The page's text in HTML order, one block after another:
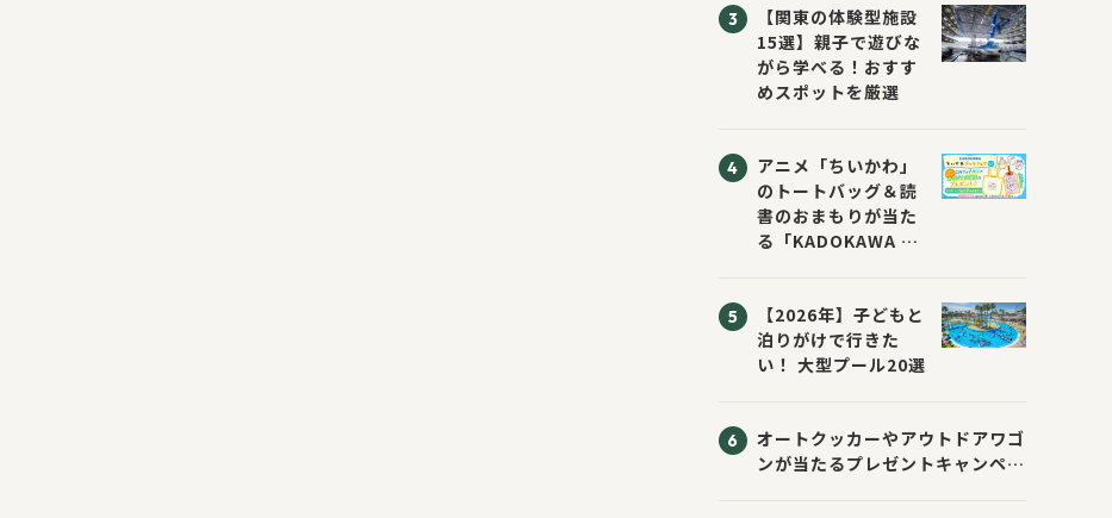
ジブックフェア2026
～すまない先生と読
書にチャレンジ！
～」が開催！
【関東の体験型施設
15選】親子で遊びな
がら学べる！おすす
めスポットを厳選
アニメ「ちいかわ」
のトートバッグ＆読
書のおまもりが当た
る「KADOKAWA ち
催！ スマホ壁紙は
応募者全員にプレゼ
ント！
【2026年】子どもと
泊りがけで行きた
い！ 大型プール20選
オートクッカーやアウトドアワゴ
ンが当たるプレゼントキャンペー